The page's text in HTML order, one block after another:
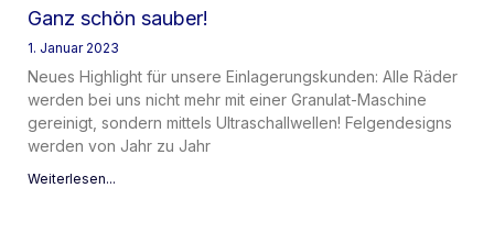
Ganz schön sauber!
1. Januar 2023
Neues Highlight für unsere Einlagerungskunden: Alle Räder
werden bei uns nicht mehr mit einer Granulat-Maschine
gereinigt, sondern mittels Ultraschallwellen! Felgendesigns
werden von Jahr zu Jahr
Weiterlesen...